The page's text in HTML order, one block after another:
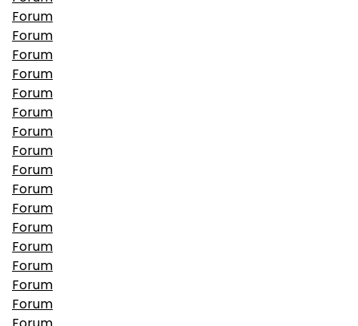
Forum
Forum
Forum
Forum
Forum
Forum
Forum
Forum
Forum
Forum
Forum
Forum
Forum
Forum
Forum
Forum